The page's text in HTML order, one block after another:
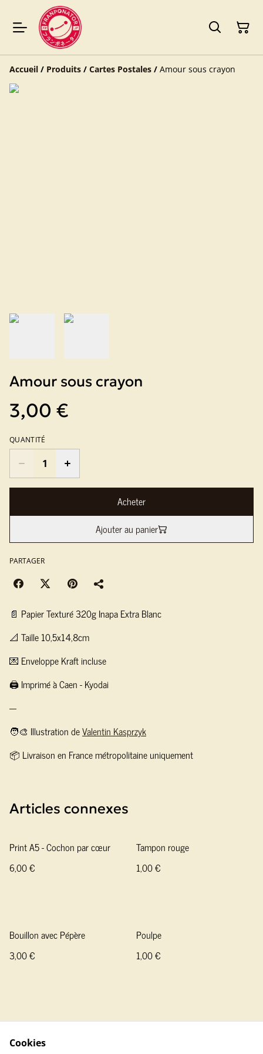
Accueil / Produits / Cartes Postales / Amour sous crayon
Amour sous crayon
3,00 €
QUANTITÉ
Acheter
Ajouter au panier
PARTAGER
📄 Papier Texturé 320g Inapa Extra Blanc
📐 Taille 10,5x14,8cm
💌 Enveloppe Kraft incluse
🖨️ Imprimé à Caen - Kyodai
---
🧑‍🎨 Illustration deValentin Kasprzyk
📦 Livraison en France métropolitaine uniquement
Articles connexes
Print A5 - Cochon par cœur
6,00 €
Tampon rouge
1,00 €
Bouillon avec Pépère
3,00 €
Poulpe
1,00 €
Cookies